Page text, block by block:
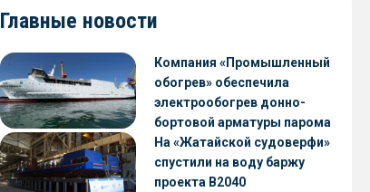
Главные новости
Компания «Промышленный
обогрев» обеспечила
электрообогрев донно-
бортовой арматуры парома
«Петропавловск» проекта
CNF22
На «Жатайской судоверфи»
спустили на воду баржу
проекта В2040